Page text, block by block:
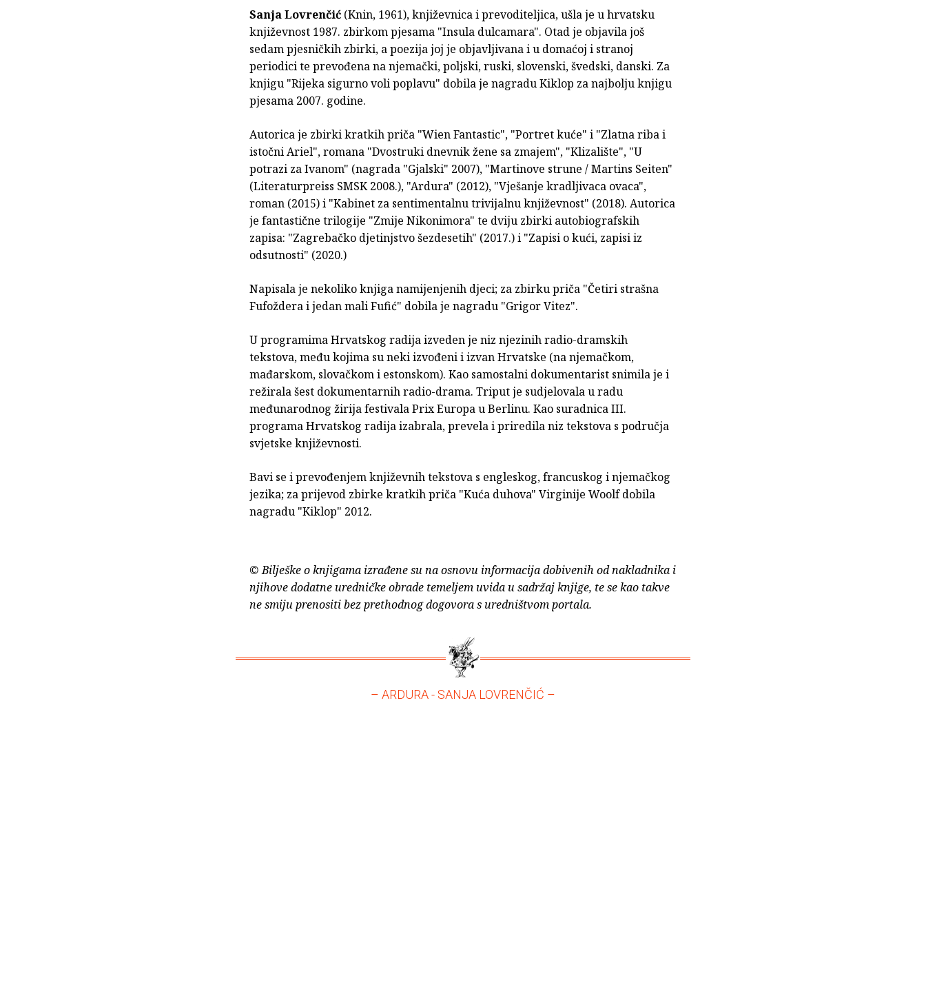
Sanja Lovrenčić (Knin, 1961), književnica i prevoditeljica, ušla je u hrvatsku
književnost 1987. zbirkom pjesama "Insula dulcamara". Otad je objavila još
sedam pjesničkih zbirki, a poezija joj je objavljivana i u domaćoj i stranoj
periodici te prevođena na njemački, poljski, ruski, slovenski, švedski, danski. Za
knjigu "Rijeka sigurno voli poplavu" dobila je nagradu Kiklop za najbolju knjigu
pjesama 2007. godine.
Autorica je zbirki kratkih priča "Wien Fantastic", "Portret kuće" i "Zlatna riba i
istočni Ariel", romana "Dvostruki dnevnik žene sa zmajem", "Klizalište", "U
potrazi za Ivanom" (nagrada "Gjalski" 2007), "Martinove strune / Martins Seiten"
(Literaturpreiss SMSK 2008.), "Ardura" (2012), "Vješanje kradljivaca ovaca",
roman (2015) i "Kabinet za sentimentalnu trivijalnu književnost" (2018). Autorica
je fantastične trilogije "Zmije Nikonimora" te dviju zbirki autobiografskih
zapisa: "Zagrebačko djetinjstvo šezdesetih" (2017.) i "Zapisi o kući, zapisi iz
odsutnosti" (2020.)
Napisala je nekoliko knjiga namijenjenih djeci; za zbirku priča "Četiri strašna
Fufoždera i jedan mali Fufić" dobila je nagradu "Grigor Vitez".
U programima Hrvatskog radija izveden je niz njezinih radio-dramskih
tekstova, među kojima su neki izvođeni i izvan Hrvatske (na njemačkom,
mađarskom, slovačkom i estonskom). Kao samostalni dokumentarist snimila je i
režirala šest dokumentarnih radio-drama. Triput je sudjelovala u radu
međunarodnog žirija festivala Prix Europa u Berlinu. Kao suradnica III.
programa Hrvatskog radija izabrala, prevela i priredila niz tekstova s područja
svjetske književnosti.
Bavi se i prevođenjem književnih tekstova s engleskog, francuskog i njemačkog
jezika; za prijevod zbirke kratkih priča "Kuća duhova" Virginije Woolf dobila
nagradu "Kiklop" 2012.
© Bilješke o knjigama izrađene su na osnovu informacija dobivenih od nakladnika i
njihove dodatne uredničke obrade temeljem uvida u sadržaj knjige, te se kao takve
ne smiju prenositi bez prethodnog dogovora s uredništvom portala.
– ARDURA - SANJA LOVRENČIĆ –